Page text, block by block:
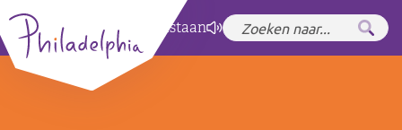
Zet hoog contrastaan